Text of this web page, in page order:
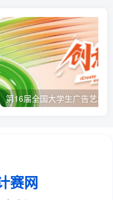
第16届全国大学生广告艺术